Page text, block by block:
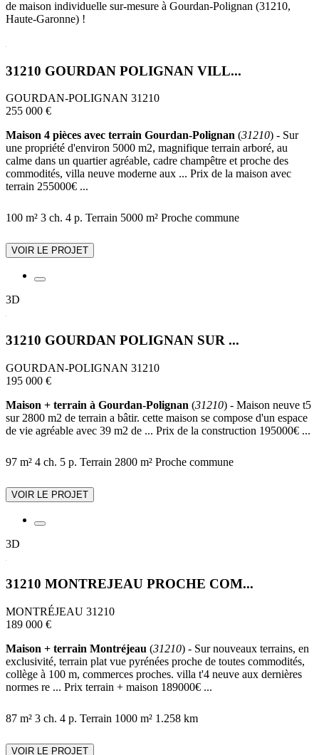
de maison individuelle sur-mesure à Gourdan-Polignan (31210,
Haute-Garonne) !
31210 GOURDAN POLIGNAN VILL...
GOURDAN-POLIGNAN 31210
255 000 €
Maison 4 pièces avec terrain Gourdan-Polignan (31210) - Sur
une propriété d'environ 5000 m2, magnifique terrain arboré, au
calme dans un quartier agréable, cadre champêtre et proche des
commodités, villa neuve moderne aux ... Prix de la maison avec
terrain 255000€ ...
100 m² 3 ch. 4 p. Terrain 5000 m² Proche commune
VOIR LE PROJET
3D
31210 GOURDAN POLIGNAN SUR ...
GOURDAN-POLIGNAN 31210
195 000 €
Maison + terrain à Gourdan-Polignan (31210) - Maison neuve t5
sur 2800 m2 de terrain a bâtir. cette maison se compose d'un espace
de vie agréable avec 39 m2 de ... Prix de la construction 195000€ ...
97 m² 4 ch. 5 p. Terrain 2800 m² Proche commune
VOIR LE PROJET
3D
31210 MONTREJEAU PROCHE COM...
MONTRÉJEAU 31210
189 000 €
Maison + terrain Montréjeau (31210) - Sur nouveaux terrains, en
exclusivité, terrain plat vue pyrénées proche de toutes commodités,
collège à 100 m, commerces proches. villa t'4 neuve aux dernières
normes re ... Prix terrain + maison 189000€ ...
87 m² 3 ch. 4 p. Terrain 1000 m² 1.258 km
VOIR LE PROJET